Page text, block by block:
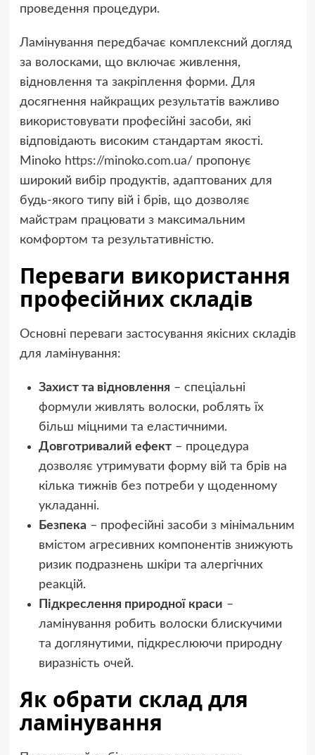
проведення процедури.
Ламінування передбачає комплексний догляд
за волосками, що включає живлення,
відновлення та закріплення форми. Для
досягнення найкращих результатів важливо
використовувати професійні засоби, які
відповідають високим стандартам якості.
Minoko https://minoko.com.ua/ пропонує
широкий вибір продуктів, адаптованих для
будь-якого типу вій і брів, що дозволяє
майстрам працювати з максимальним
комфортом та результативністю.
Переваги використання
професійних складів
Основні переваги застосування якісних складів
для ламінування:
Захист та відновлення – спеціальні
формули живлять волоски, роблять їх
більш міцними та еластичними.
Довготривалий ефект– процедура
дозволяє утримувати форму вій та брів на
кілька тижнів без потреби у щоденному
укладанні.
Безпека– професійні засоби з мінімальним
вмістом агресивних компонентів знижують
ризик подразнень шкіри та алергічних
реакцій.
Підкреслення природної краси –
ламінування робить волоски блискучими
та доглянутими, підкреслюючи природну
виразність очей.
Як обрати склад для
ламінування